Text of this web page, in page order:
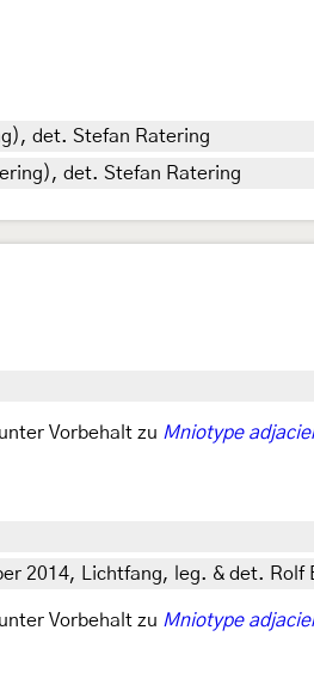
det. Stefan Ratering
det. Stefan Ratering
Vorbehalt zu Mniotype
2014, Lichtfang, leg. & det. Rolf
Vorbehalt zu Mniotype